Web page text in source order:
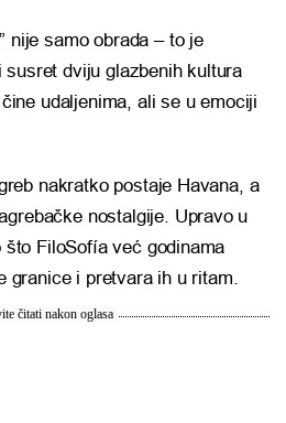
nije samo obrada – to je
dviju glazbenih kultura
udaljenima, ali se u emociji
nakratko postaje Havana, a
nostalgije. Upravo u
FiloSofía već godinama
granice i pretvara ih u ritam.
čitati nakon oglasa